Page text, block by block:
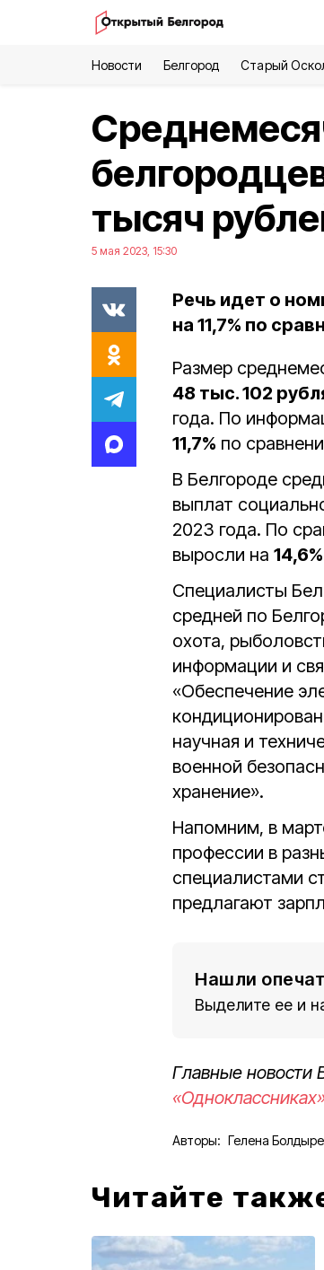
Новости Белгород Старый
тысяч
5 мая 2023, 15:30
Речь идет о
на 11,7% по
Размер
48 тыс. 102
года. По
11,7% по
В Белгороде
выплат
2023 года. По
выросли на 14,6%
Специалисты
средней по
охота,
информации и
«Обеспечение
научная и
военной
хранение».
Напомним, в
профессии в
специалистами
предлагают
Нашли
Выделите ее и
Главные новости
Авторы: Гелена
Читайте